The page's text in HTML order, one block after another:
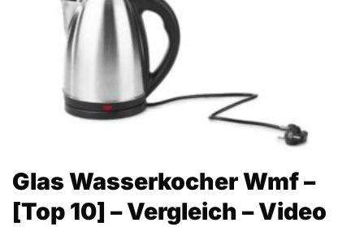
Glas Wasserkocher Wmf –
[Top 10] – Vergleich – Video